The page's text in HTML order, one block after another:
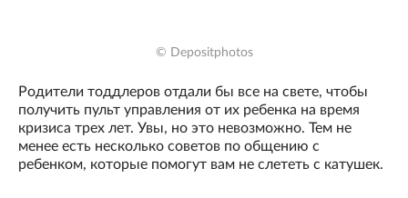
© Depositphotos
Родители тоддлеров отдали бы все на свете, чтобы
получить пульт управления от их ребенка на время
кризиса трех лет. Увы, но это невозможно. Тем не
менее есть несколько советов по общению с
ребенком, которые помогут вам не слететь с катушек.